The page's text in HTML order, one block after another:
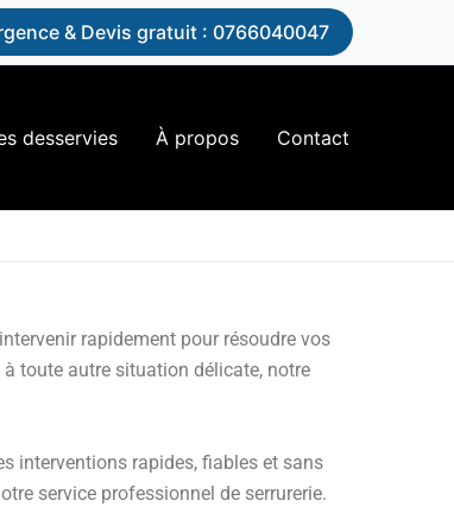
& Devis gratuit : 0766040047
desservies À propos Contact
rapidement pour résoudre vos
à toute autre situation délicate, notre
interventions rapides, fiables et sans
service professionnel de serrurerie.